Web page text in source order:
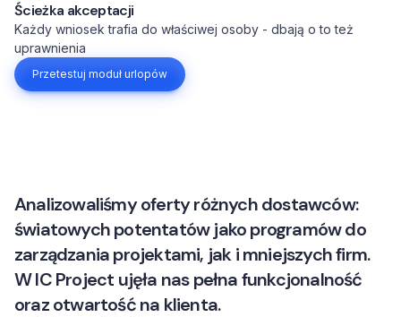
Ścieżka akceptacji
Każdy wniosek trafia do właściwej osoby - dbają o to też
uprawnienia
Przetestuj moduł urlopów
Analizowaliśmy oferty różnych dostawców:
światowych potentatów jako programów do
zarządzania projektami, jak i mniejszych firm.
W IC Project ujęła nas pełna funkcjonalność
oraz otwartość na klienta.